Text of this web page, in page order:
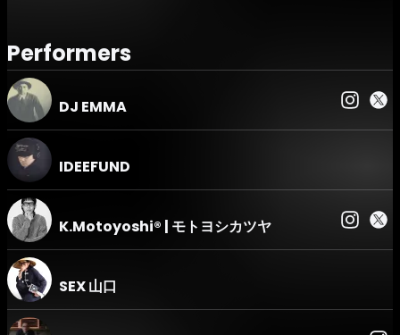
※DJ EMMA40周年記念オリジナルTシャツを当日販売!!
Produce by
ageHa productions
UP BEAT Soundworks
【Z HALL】〈HOUSE〉
-EMMA HOUSE ALIVE-DJ EMMA 40TH ANNIVERSARY-
DJ：DJ EMMA
SPECIAL LIVE：ULTRA NATE
LIGHTING：AIBA
VJ：REZ
【ENTER】
DJ：IDEEFUND / K.Motoyoshi® | モトヨシカツヤ / Marin /
MOYO / SEX山口 / 米原康正 (AtoZ)
Performers
DJ EMMA
IDEEFUND
K.Motoyoshi®︎ | モトヨシカツヤ
SEX 山口